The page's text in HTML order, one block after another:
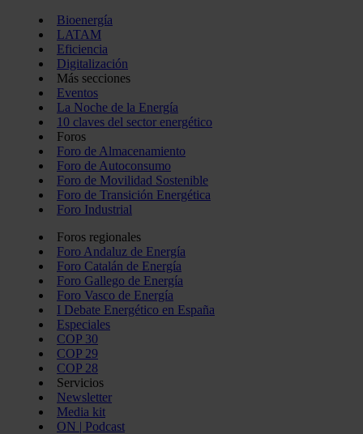
Bioenergía
LATAM
Eficiencia
Digitalización
Más secciones
Eventos
La Noche de la Energía
10 claves del sector energético
Foros
Foro de Almacenamiento
Foro de Autoconsumo
Foro de Movilidad Sostenible
Foro de Transición Energética
Foro Industrial
Foros regionales
Foro Andaluz de Energía
Foro Catalán de Energía
Foro Gallego de Energía
Foro Vasco de Energía
I Debate Energético en España
Especiales
COP 30
COP 29
COP 28
Servicios
Newsletter
Media kit
ON | Podcast